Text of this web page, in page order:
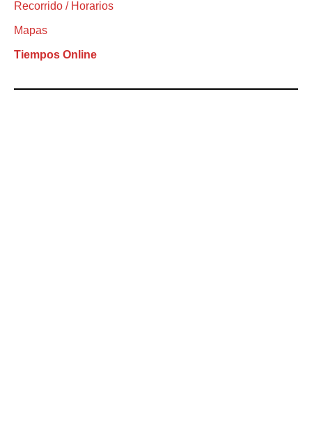
Recorrido / Horarios
Mapas
Tiempos Online